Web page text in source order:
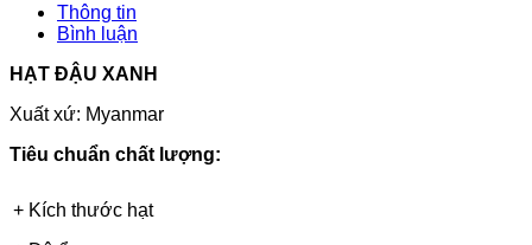
Thông tin
Bình luận
HẠT ĐẬU XANH
Xuất xứ: Myanmar
Tiêu chuẩn chất lượng:
+ Kích thước hạt